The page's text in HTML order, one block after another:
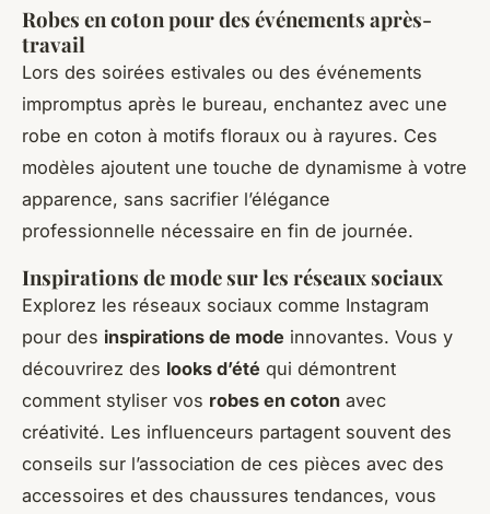
Robes en coton pour des événements après-
travail
Lors des soirées estivales ou des événements
impromptus après le bureau, enchantez avec une
robe en coton à motifs floraux ou à rayures. Ces
modèles ajoutent une touche de dynamisme à votre
apparence, sans sacrifier l’élégance
professionnelle nécessaire en fin de journée.
Inspirations de mode sur les réseaux sociaux
Explorez les réseaux sociaux comme Instagram
pour des inspirations de mode innovantes. Vous y
découvrirez des looks d’été qui démontrent
comment styliser vos robes en coton avec
créativité. Les influenceurs partagent souvent des
conseils sur l’association de ces pièces avec des
accessoires et des chaussures tendances, vous